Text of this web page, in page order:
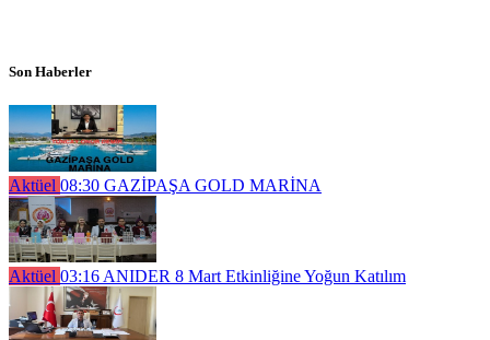
Son Haberler
Aktüel 08:30 GAZİPAŞA GOLD MARİNA
Aktüel 03:16 ANIDER 8 Mart Etkinliğine Yoğun Katılım